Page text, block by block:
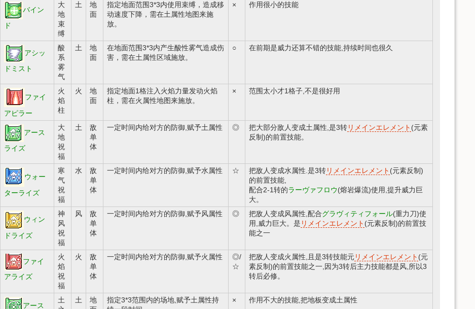
バイン
ド
大
地
束
缚
土
地
面
指定地面范围3*3内使用束缚，造成移
动速度下降，需在土属性地图来施
放。
× 作用很小的技能
アシッ
ドミスト
酸
系
雾
气
土
地
面
在地面范围3*3内产生酸性雾气造成伤
害，需在土属性区域施放。
○ 在前期是威力还算不错的技能,持续时间也很久
ファイ
アピラー
火
焰
柱
火
地
面
指定地面1格注入火焰力量发动火焰
柱，需在火属性地图来施放。
× 范围太小才1格子,不是很好用
アース
ライズ
大
地
祝
福
土
敌
单
体
一定时间内给对方的防御,赋予土属性 ◎ 把大部分敌人变成土属性,是3转リメインエレメント (元素
反制)的前置技能。
ウォー
ターライズ
寒
气
祝
福
水
敌
单
体
一定时间内给对方的防御,赋予水属性 ☆ 把敌人变成水属性.是3转リメインエレメント (元素反制)
的前置技能,
配合2-1转的ラーヴァフロウ(熔岩爆流)使用,提升威力巨
大。
ウィン
ドライズ
神
风
祝
福
风
敌
单
体
一定时间内给对方的防御,赋予风属性 ◎ 把敌人变成风属性,配合グラヴィティフォール(重力刀)使
用,威力巨大。是 リメインエレメント (元素反制)的前置技
能之一
ファイ
アライズ
火
焰
祝
福
火
敌
单
体
一定时间内给对方的防御,赋予火属性
◎/
☆
把敌人变成火属性,且是3转技能元リメインエレメント (元
素反制)的前置技能之一,因为3转后主力技能都是风,所以3
转后必修。
アース
土
土
地
指定3*3范围内的场地,赋予土属性持
× 作用不大的技能,把地板变成土属性